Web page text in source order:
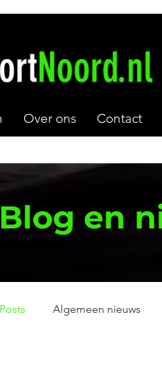
Over ons Contact
Blog en
Algemeen nieuws